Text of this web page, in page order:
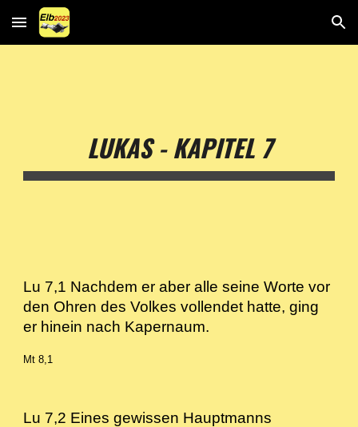
Skip to main content Skip to navigation
LUKAS - KAPITEL 7
Lu 7,1 Nachdem er aber alle seine Worte vor
den Ohren des Volkes vollendet hatte, ging
er hinein nach Kapernaum.
Mt 8,1
Lu 7,2 Eines gewissen Hauptmanns